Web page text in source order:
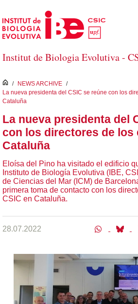
Saltar al contenido principal
Institut de Biologia Evolutiva -
inici
/ NEWS ARCHIVE /
La nueva presidenta del CSIC se reúne con los
Cataluña
La nueva presidenta del
con los directores de los
Cataluña
Eloísa del Pino ha visitado el edificio
Instituto de Biología Evolutiva (IBE,
de Ciencias del Mar (ICM) de
primera toma de contacto con los
CSIC en Cataluña.
28.07.2022